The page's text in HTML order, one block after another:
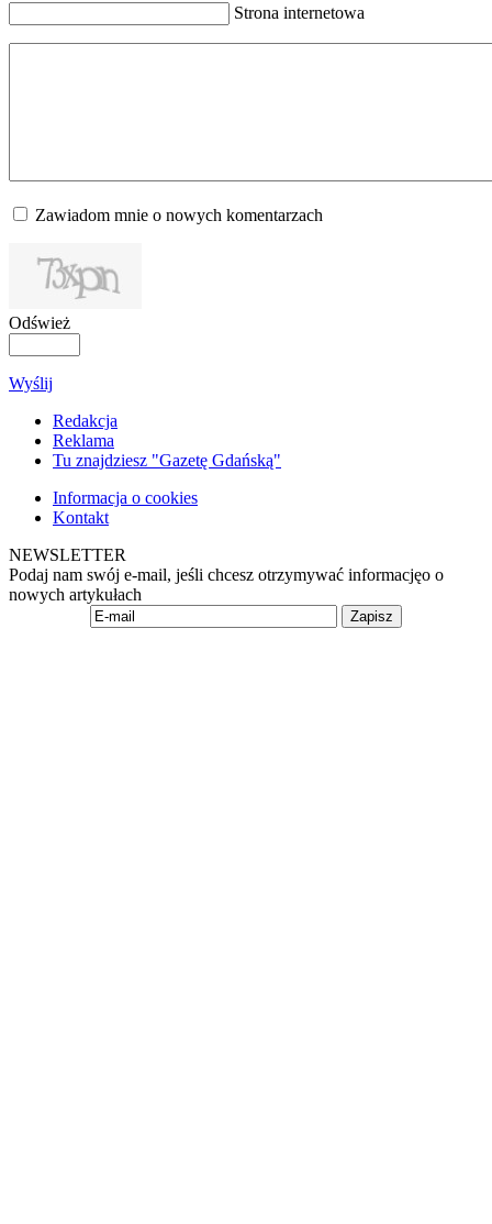
Strona internetowa
Zawiadom mnie o nowych komentarzach
Odśwież
Wyślij
Redakcja
Reklama
Tu znajdziesz "Gazetę Gdańską"
Informacja o cookies
Kontakt
NEWSLETTER
Podaj nam swój e-mail, jeśli chcesz otrzymywać informacjęo o
nowych artykułach
Zapisz